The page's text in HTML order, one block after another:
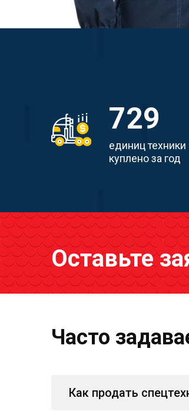
729
единиц техники
куплено за год
Оставьте
Часто
Как продать